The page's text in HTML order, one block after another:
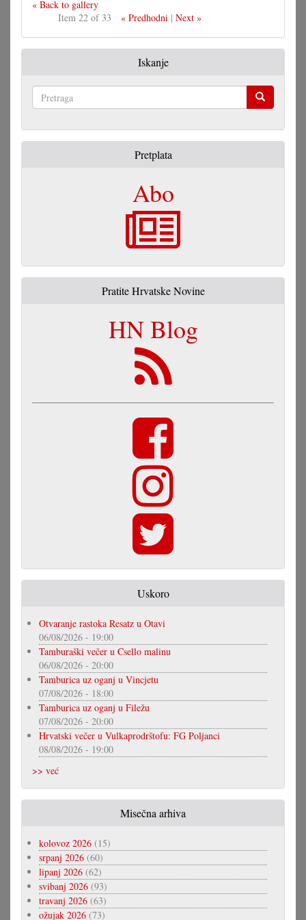
« Back to gallery
Item 22 of 33
« Predhodni| Next »
Iskanje
Pretplata
Abo
Pratite Hrvatske Novine
HN Blog
Uskoro
Otvaranje rastoka Resatz u Otavi
06/08/2026 - 19:00
Tamburaški večer u Csello malinu
06/08/2026 - 20:00
Tamburica uz oganj u Vincjetu
07/08/2026 - 18:00
Tamburica uz oganj u Filežu
07/08/2026 - 20:00
Hrvatski večer u Vulkaprodrštofu: FG Poljanci
08/08/2026 - 19:00
>> već
Misečna arhiva
kolovoz 2026 (15)
srpanj 2026 (60)
lipanj 2026 (62)
svibanj 2026 (93)
travanj 2026 (63)
ožujak 2026 (73)